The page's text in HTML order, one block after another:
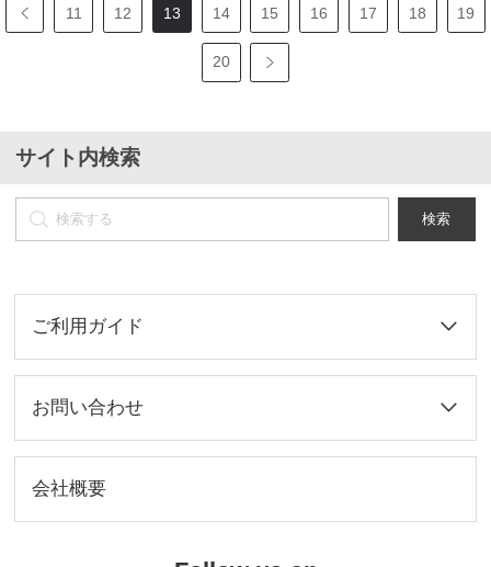
11 12 13 14 15 16 17 18 19
20
サイト内検索
検索
ご利用ガイド
お問い合わせ
会社概要